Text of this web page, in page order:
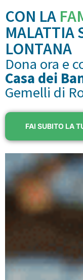
CON LA
MALATTIA
LONTANA
Dona ora e
Casa dei
Gemelli di
FAI SUBITO LA